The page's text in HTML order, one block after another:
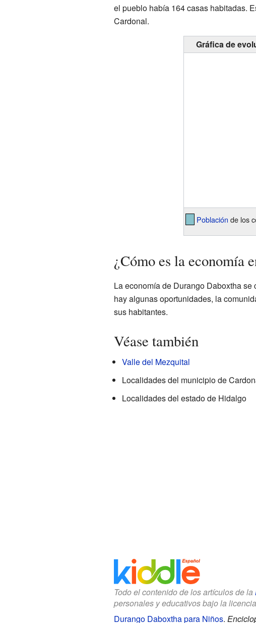
el pueblo había 164 casas habitadas.
Cardonal.
Gráfica de
Población de los
¿Cómo es la economía
La economía de Durango Daboxtha
hay algunas oportunidades, la
sus habitantes.
Véase también
Valle del Mezquital
Localidades del municipio de
Localidades del estado de Hidalgo
Todo el contenido de los artículos de la
personales y educativos bajo la
Durango Daboxtha para Niños.